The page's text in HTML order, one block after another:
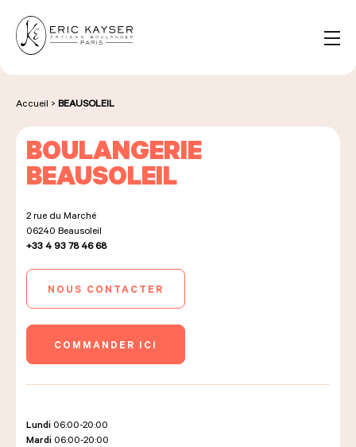
FR
NOS PRODUITS
NOS BOULANGERIES
LA MAISON D'ÉRIC KAYSER
ÉVÈNEMENTS & ENTREPRISES
Accueil > BEAUSOLEIL
BOULANGERIE
BEAUSOLEIL
2 rue du Marché
06240Beausoleil
+33 4 93 78 46 68
NOUS CONTACTER
COMMANDER ICI
Lundi 06:00-20:00
Mardi 06:00-20:00